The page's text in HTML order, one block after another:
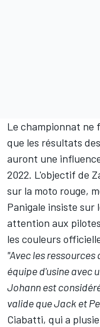
Le championnat ne
que les résultats
auront une
2022. L'objectif de
sur la moto rouge,
Panigale insiste sur
attention aux
les couleurs
"Avec les
équipe d'usine avec
Johann est
valide que Jack et
Ciabatti, qui a